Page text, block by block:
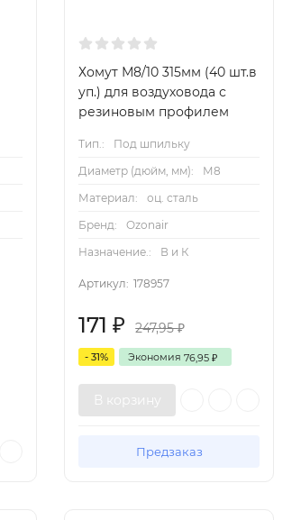
Хомут М8/10 315мм (40 шт.в
уп.) для воздуховода с
резиновым профилем
Тип.:
Под шпильку
Диаметр (дюйм, мм):
М8
Материал:
оц. сталь
Бренд:
Ozonair
Назначение.:
В и К
Артикул: 178957
171₽ 247,95₽
- 31% Экономия76,95₽
В корзину
Предзаказ